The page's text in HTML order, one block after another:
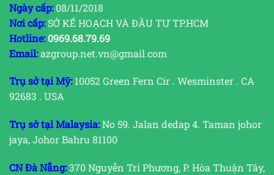
Ngày cấp:08/11/2018
Nơi cấp:SỞ KẾ HOẠCH VÀ ĐẦU TƯ TP.HCM
Hotline: 0969.68.79.69
Email:azgroup.net.vn@gmail.com
Trụ sở tại Mỹ:10052 Green Fern Cir . Wesminster . CA
92683 . USA
Trụ sở tại Malaysia:No 59. Jalan dedap 4. Taman johor
jaya, Johor Bahru 81100
CN Đà Nẵng:370 Nguyễn Tri Phương, P. Hòa Thuận Tây,